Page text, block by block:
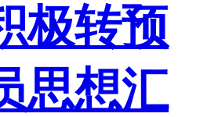
极转预
思想汇